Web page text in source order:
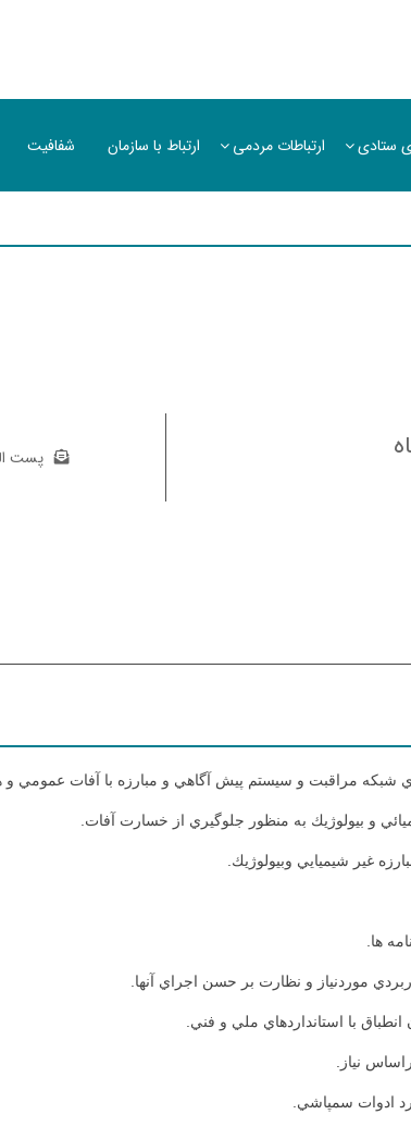
ستادی ارتباطات مردمی ارتباط با سازمان شفافیت
پست
شبكه مراقبت و سيستم پيش آگاهي و مبارزه با آفات عمومي
و بيولوژيك به منظور جلوگيري از خسارت آفات.
غير شيميايي وبيولوژيك.
ها.
موردنياز و نظارت بر حسن اجراي آنها.
با استانداردهاي ملي و فني.
نياز.
ادوات سمپاشي.